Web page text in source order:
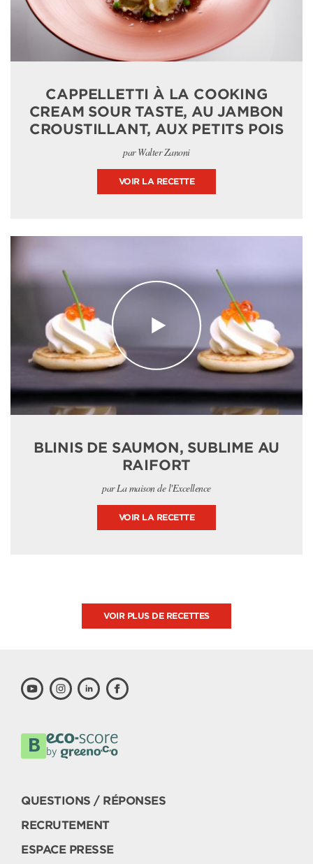
CAPPELLETTI À LA COOKING
CREAM SOUR TASTE, AU JAMBON
CROUSTILLANT, AUX PETITS POIS
par Walter Zanoni
VOIR LA RECETTE
BLINIS DE SAUMON, SUBLIME AU
RAIFORT
par La maison de l'Excellence
VOIR LA RECETTE
VOIR PLUS DE RECETTES
QUESTIONS / RÉPONSES
RECRUTEMENT
ESPACE PRESSE